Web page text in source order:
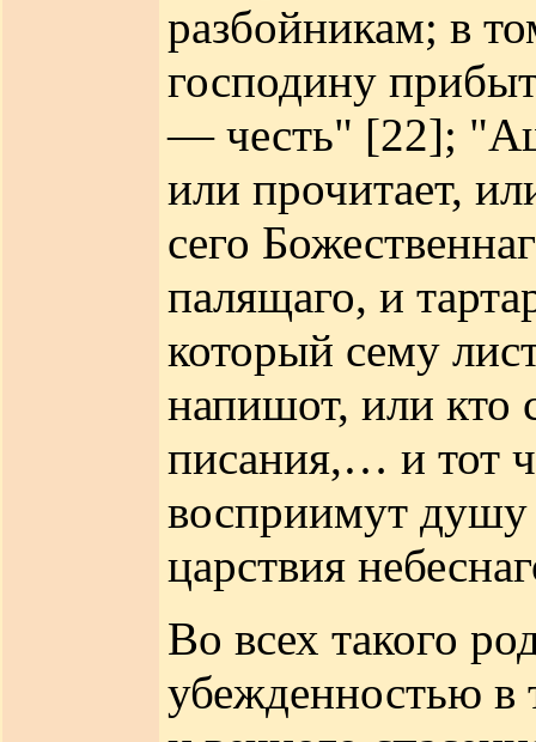
разбойникам; в
господину
— честь" [22];
или прочитает,
сего
палящаго, и
который сему
напишот, или кто
писания,… и тот
восприимут душу
царствия
Во всех такого
убежденностью в